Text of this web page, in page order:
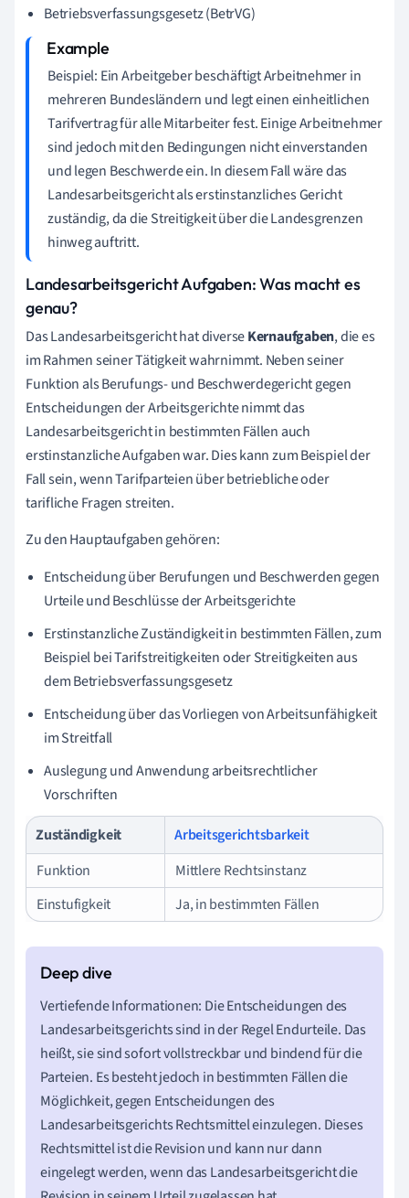
Betriebsverfassungsgesetz (BetrVG)
Beispiel: Ein Arbeitgeber beschäftigt Arbeitnehmer in
mehreren Bundesländern und legt einen einheitlichen
Tarifvertrag für alle Mitarbeiter fest. Einige Arbeitnehmer
sind jedoch mit den Bedingungen nicht einverstanden
und legen Beschwerde ein. In diesem Fall wäre das
Landesarbeitsgericht als erstinstanzliches Gericht
zuständig, da die Streitigkeit über die Landesgrenzen
hinweg auftritt.
Landesarbeitsgericht Aufgaben: Was macht es
genau?
Das Landesarbeitsgericht hat diverseKernaufgaben, die es
im Rahmen seiner Tätigkeit wahrnimmt. Neben seiner
Funktion als Berufungs- und Beschwerdegericht gegen
Entscheidungen der Arbeitsgerichte nimmt das
Landesarbeitsgericht in bestimmten Fällen auch
erstinstanzliche Aufgaben war. Dies kann zum Beispiel der
Fall sein, wenn Tarifparteien über betriebliche oder
tarifliche Fragen streiten.
Zu den Hauptaufgaben gehören:
Entscheidung über Berufungen und Beschwerden gegen
Urteile und Beschlüsse der Arbeitsgerichte
Erstinstanzliche Zuständigkeit in bestimmten Fällen, zum
Beispiel bei Tarifstreitigkeiten oder Streitigkeiten aus
dem Betriebsverfassungsgesetz
Entscheidung über das Vorliegen von Arbeitsunfähigkeit
im Streitfall
Auslegung und Anwendung arbeitsrechtlicher
Vorschriften
Zuständigkeit
Arbeitsgerichtsbarkeit
Funktion
Mittlere Rechtsinstanz
Einstufigkeit
Ja, in bestimmten Fällen
Vertiefende Informationen: Die Entscheidungen des
Landesarbeitsgerichts sind in der Regel Endurteile. Das
heißt, sie sind sofort vollstreckbar und bindend für die
Parteien. Es besteht jedoch in bestimmten Fällen die
Möglichkeit, gegen Entscheidungen des
Landesarbeitsgerichts Rechtsmittel einzulegen. Dieses
Rechtsmittel ist die Revision und kann nur dann
eingelegt werden, wenn das Landesarbeitsgericht die